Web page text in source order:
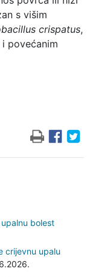
s višim
crispatus,
povećanim
bolest
crijevnu upalu